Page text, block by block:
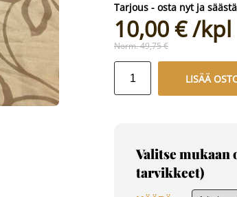
Tarjous - osta nyt ja
10,00 €
Norm.49,75 €
LISÄÄ
Valitse mukaan
tarvikkeet)